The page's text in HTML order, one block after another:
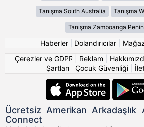
Tanışma South Australia Tanışma
Tanışma Zamboanga
Haberler Dolandırıcılar
Çerezler ve GDPR
Reklam
Şartları| Çocuk Güvenliği|
Ücretsiz Amerikan Arkadaşlık
Connect